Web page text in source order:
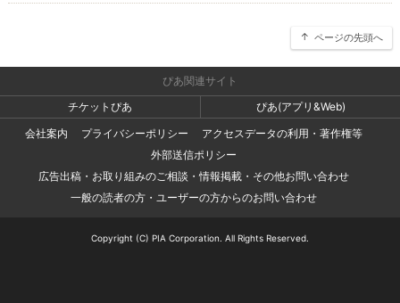
ページの先頭へ
ぴあ関連サイト
チケットぴあ
ぴあ(アプリ&Web)
会社案内
プライバシーポリシー
アクセスデータの利用・著作権等
外部送信ポリシー
広告出稿・お取り組みのご相談・情報掲載・その他お問い合わせ
一般の読者の方・ユーザーの方からのお問い合わせ
Copyright (C) PIA Corporation. All Rights Reserved.